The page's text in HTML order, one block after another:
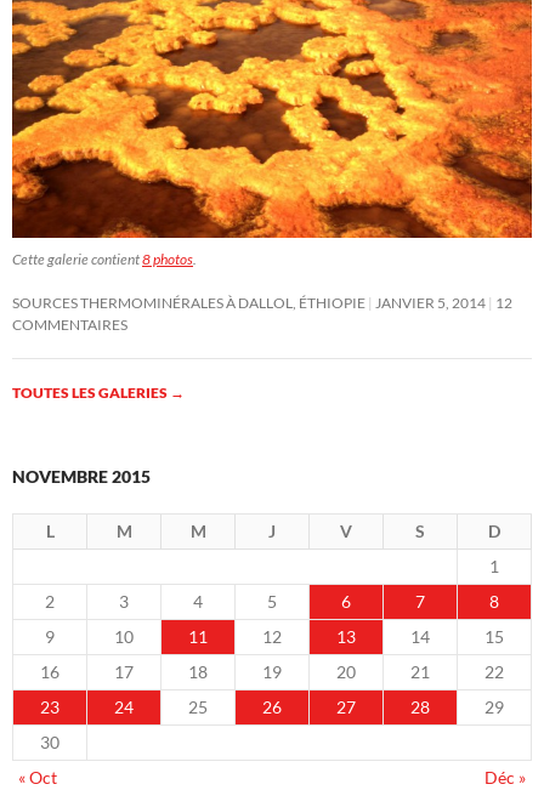
Cette galerie contient8 photos
SOURCES THERMOMINÉRALES À DALLOL, ÉTHIOPIE JANVIER 5, 2014 12
COMMENTAIRES
TOUTES LES GALERIES →
NOVEMBRE 2015
L M M J V S
D
1
2
3 4 5 6 7
8
9
10 11 12 13 14
15
16
17 18 19 20 21
22
23
24 25 26 27 28
29
30
« Oct
Déc »